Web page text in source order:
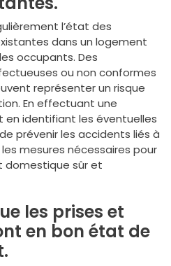
l’état des
dans un logement
occupants. Des
ou non conformes
représenter un risque
En effectuant une
identifiant les éventuelles
prévenir les accidents liés à
mesures nécessaires pour
domestique sûr et
les prises et
en bon état de